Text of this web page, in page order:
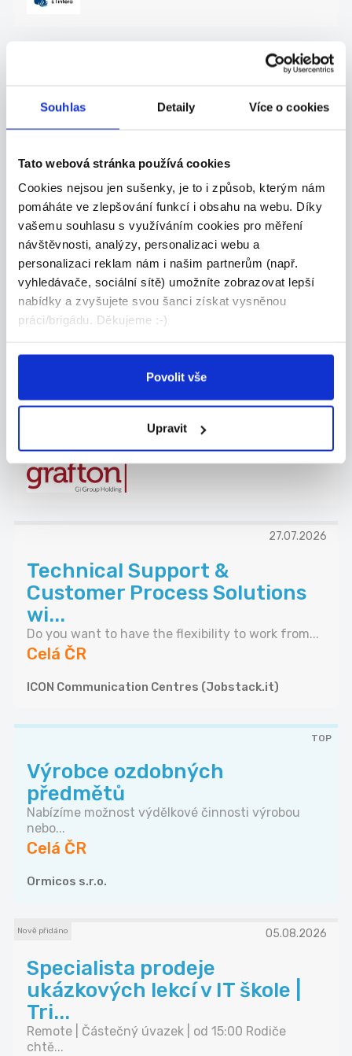
Souhlas Detaily Více o cookies
Tato webová stránka používá cookies
Cookies nejsou jen sušenky, je to i způsob, kterým nám
pomáháte ve zlepšování funkcí i obsahu na webu. Díky
vašemu souhlasu s využíváním cookies pro měření
návštěvnosti, analýzy, personalizaci webu a
personalizaci reklam nám i našim partnerům (např.
vyhledávače, sociální sítě) umožníte zobrazovat lepší
nabídky a zvyšujete svou šanci získat vysněnou
práci/brigádu. Děkujeme :-)
Povolit vše
Upravit
27.07.2026
NÁKUPČÍ | AŽ 70 000 KČ |
PÍSEK
Máte za sebou praxi v technickém nákupu a
domluv...
Celá ČR
Grafton Recruitment s.r.o.
27.07.2026
PÍSEK | NÁBOROVÝ PŘÍSPĚVEK
Hledáme nové kolegy na pozice SEŘIZOVAČ
VSTŘIKOL...
Grafton Recruitment s.r.o.
27.07.2026
Technical Support &
Customer Process Solutions
wi...
Do you want to have the flexibility to work from...
Celá ČR
ICON Communication Centres (Jobstack.it)
TOP
Výrobce ozdobných
předmětů
Nabízíme možnost výdělkové činnosti výrobou
nebo...
Celá ČR
Ormicos s.r.o.
Nově přidáno 05.08.2026
Specialista prodeje
ukázkových lekcí v IT škole |
Tri...
Remote | Částečný úvazek | od 15:00 Rodiče
chtě...